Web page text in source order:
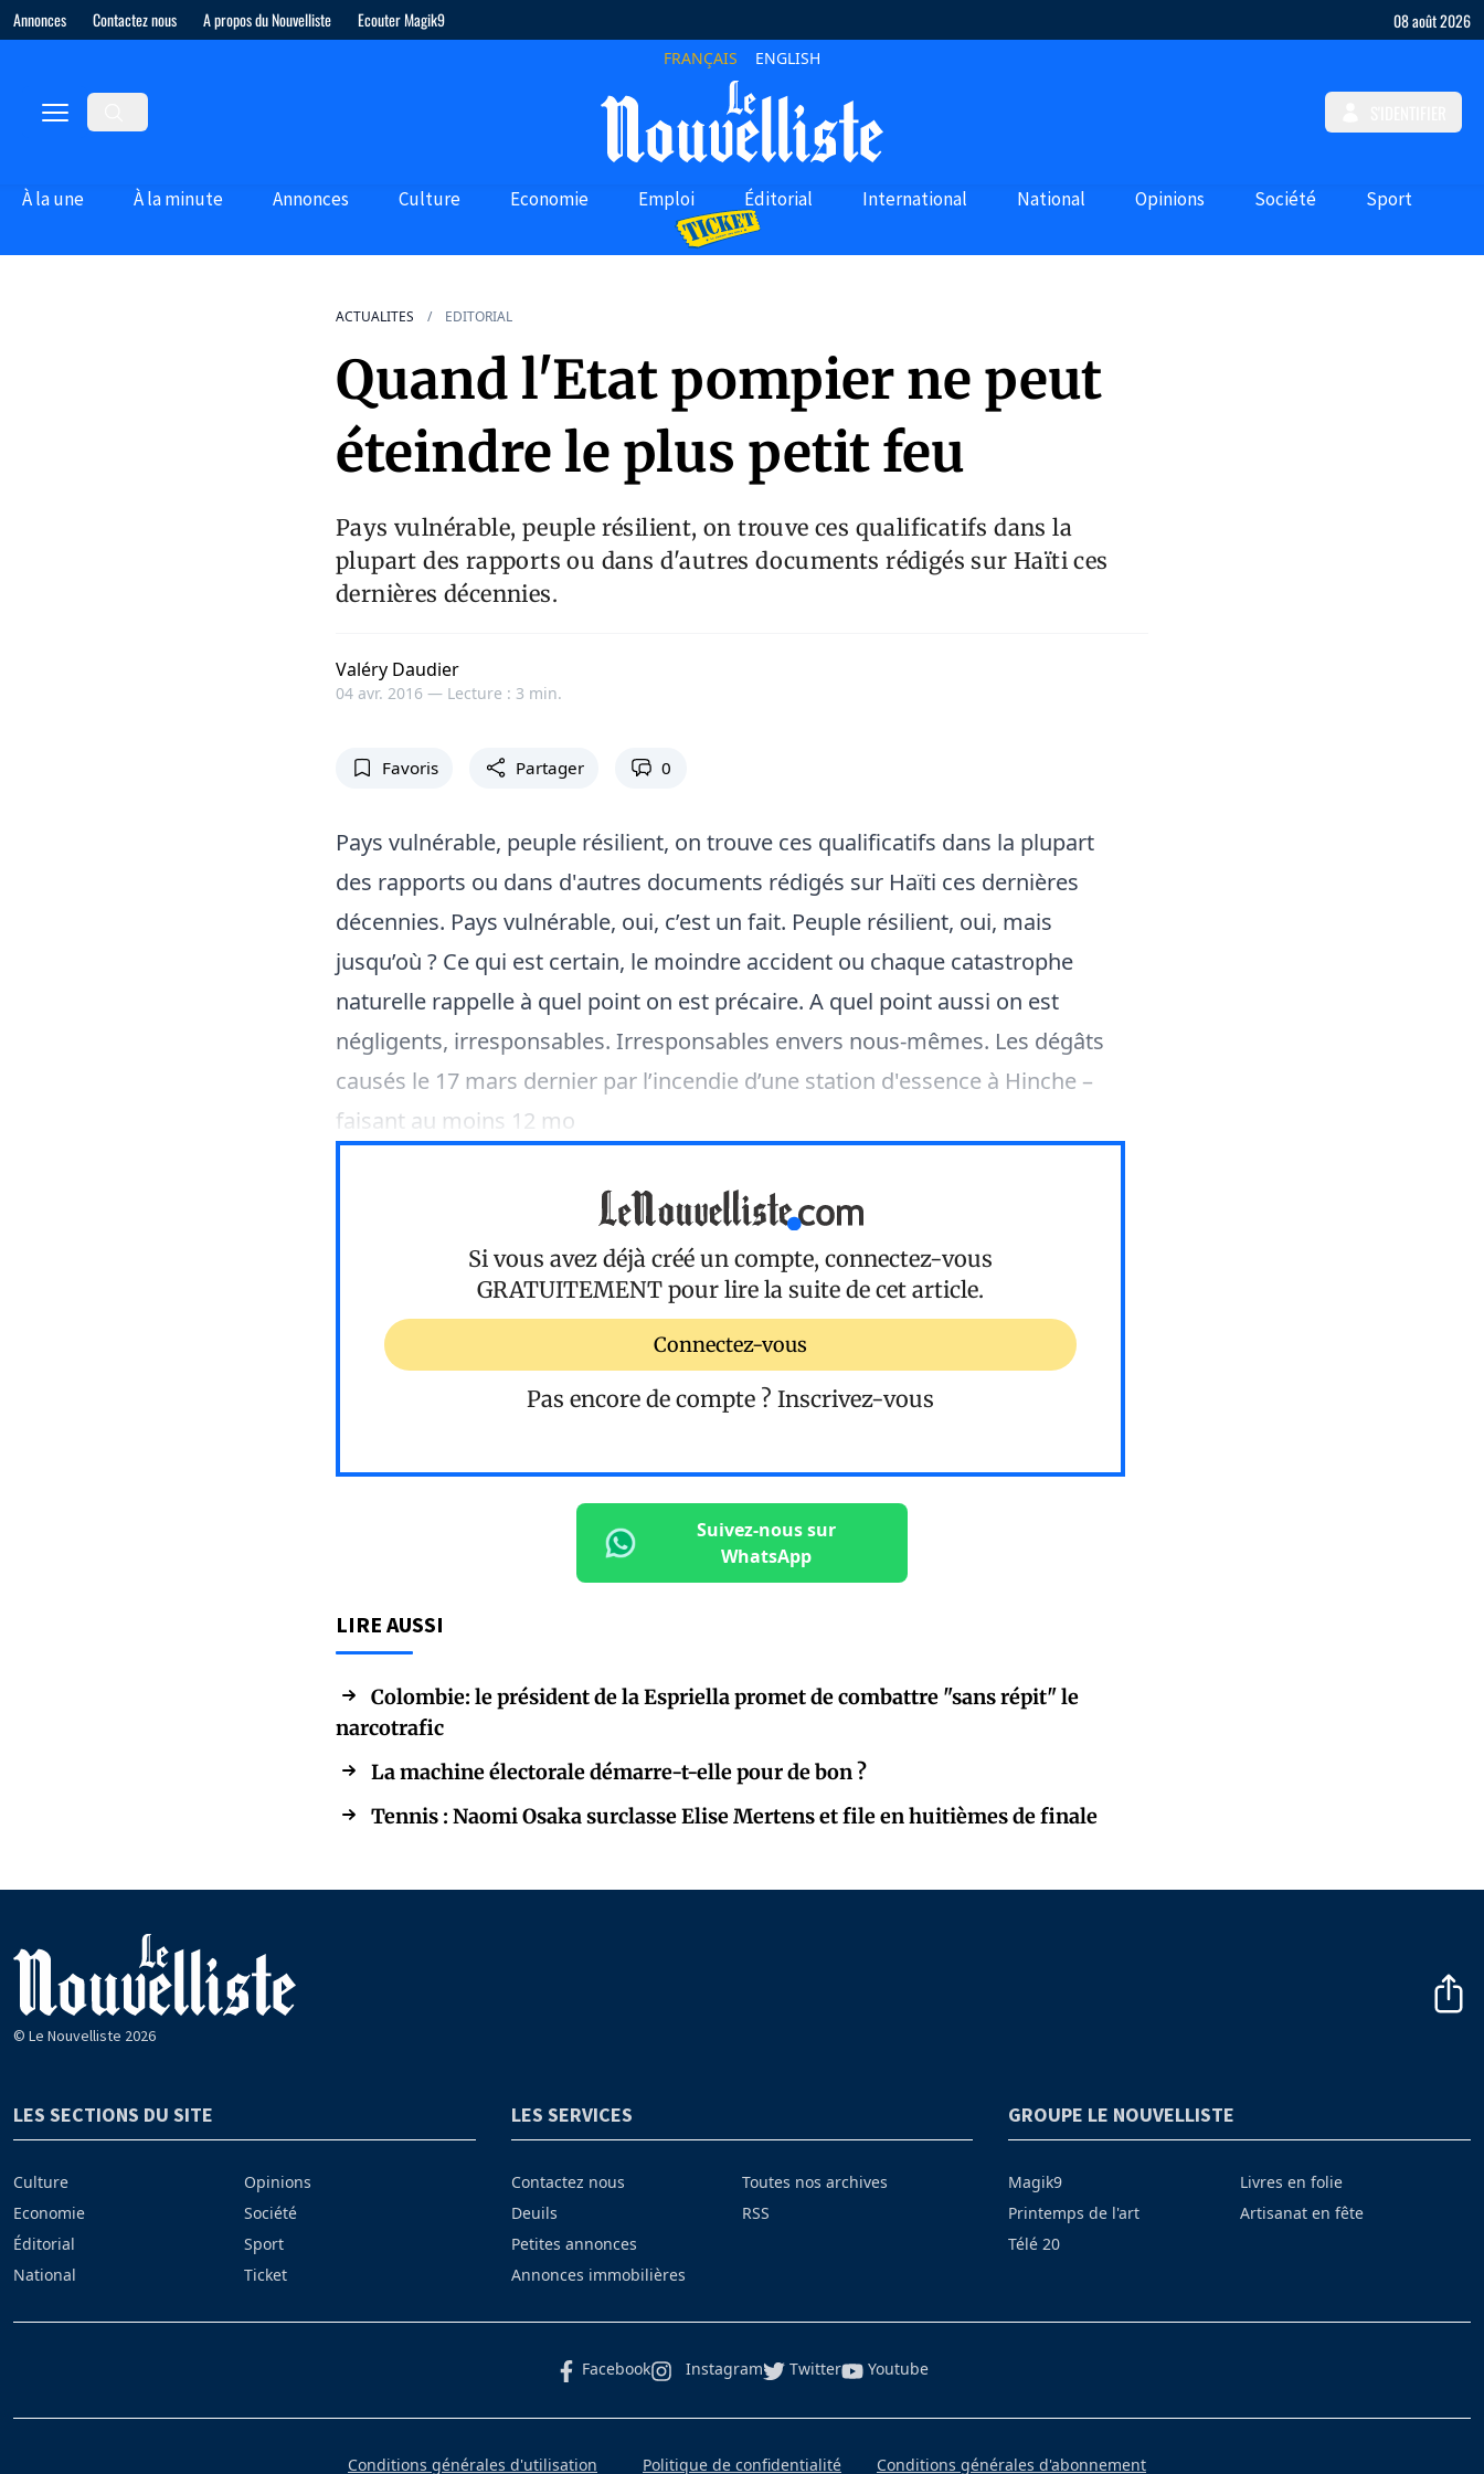
Annonces Contactez nous A propos du Nouvelliste Ecouter Magik9 08 août 2026
FRANÇAIS ENGLISH
À la une À la minute Annonces Culture Economie Emploi Éditorial International National Opinions Société Sport
ACTUALITES EDITORIAL
Quand l'Etat pompier ne peut
éteindre le plus petit feu
Pays vulnérable, peuple résilient, on trouve ces qualificatifs dans la
plupart des rapports ou dans d'autres documents rédigés sur Haïti ces
dernières décennies.
Valéry Daudier
04 avr. 2016 — Lecture : 3 min.
Favoris Partager 0
Pays vulnérable, peuple résilient, on trouve ces qualificatifs dans la plupart
des rapports ou dans d'autres documents rédigés sur Haïti ces dernières
décennies. Pays vulnérable, oui, c’est un fait. Peuple résilient, oui, mais
jusqu’où ? Ce qui est certain, le moindre accident ou chaque catastrophe
naturelle rappelle à quel point on est précaire. A quel point aussi on est
négligents, irresponsables. Irresponsables envers nous-mêmes. Les dégâts
causés le 17 mars dernier par l’incendie d’une station d'essence à Hinche –
faisant au moins 12 mo
Si vous avez déjà créé un compte, connectez-vous
GRATUITEMENT pour lire la suite de cet article.
Connectez-vous
Pas encore de compte ? Inscrivez-vous
Suivez-nous sur
WhatsApp
LIRE AUSSI
Colombie: le président de la Espriella promet de combattre "sans répit" le
narcotrafic
La machine électorale démarre-t-elle pour de bon ?
Tennis : Naomi Osaka surclasse Elise Mertens et file en huitièmes de finale
© Le Nouvelliste 2026
LES SECTIONS DU SITE
Culture
Economie
Éditorial
National
Opinions
Société
Sport
Ticket
LES SERVICES
Contactez nous
Deuils
Petites annonces
Annonces immobilières
Toutes nos archives
RSS
GROUPE LE NOUVELLISTE
Magik9
Printemps de l'art
Télé 20
Livres en folie
Artisanat en fête
Facebook Instagram Twitter Youtube
Conditions générales d'utilisation Politique de confidentialité Conditions générales d'abonnement